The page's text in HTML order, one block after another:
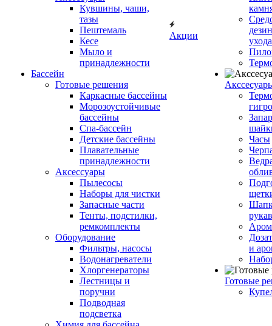
Кувшины, чаши,
тазы
Пештемаль
Кесе
Мыло и
принадлежности
Бассейн
Готовые решения
Каркасные бассейны
Морозоустойчивые
бассейны
Спа-бассейн
Детские бассейны
Плавательные
принадлежности
Аксессуары
Пылесосы
Наборы для чистки
Запасные части
Тенты, подстилки,
ремкомплекты
Оборудование
Фильтры, насосы
Водонагреватели
Хлоргенераторы
Лестницы и
поручни
Подводная
подсветка
Акции
ухода
Часы
и
Готовые